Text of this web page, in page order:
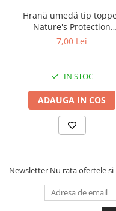
Hrană umedă tip
Nature's Protection
Superior Care cu Ton și
eliminarea petelor din
7,00 Lei
IN STOC
ADAUGA IN COS
Newsletter Nu rata ofertele